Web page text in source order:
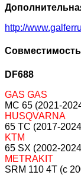
http://
DF688
GAS GAS
MC 65 (2021-
HUSQVARNA
65 TC (2017-
KTM
65 SX (2002-
METRAKIT
SRM 110 4T (c